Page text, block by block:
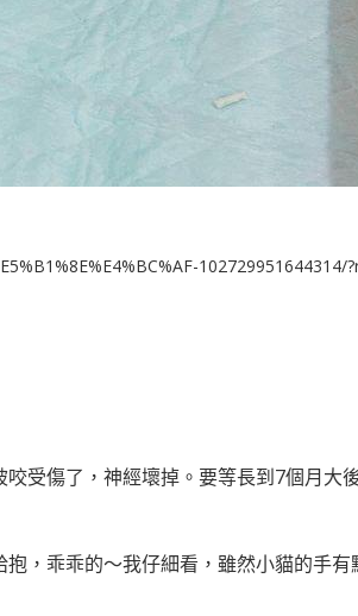
102729951644314/
受傷了，神經壞掉。要等長到7個月大
，乖乖的～我仔細看，雖然小貓的手